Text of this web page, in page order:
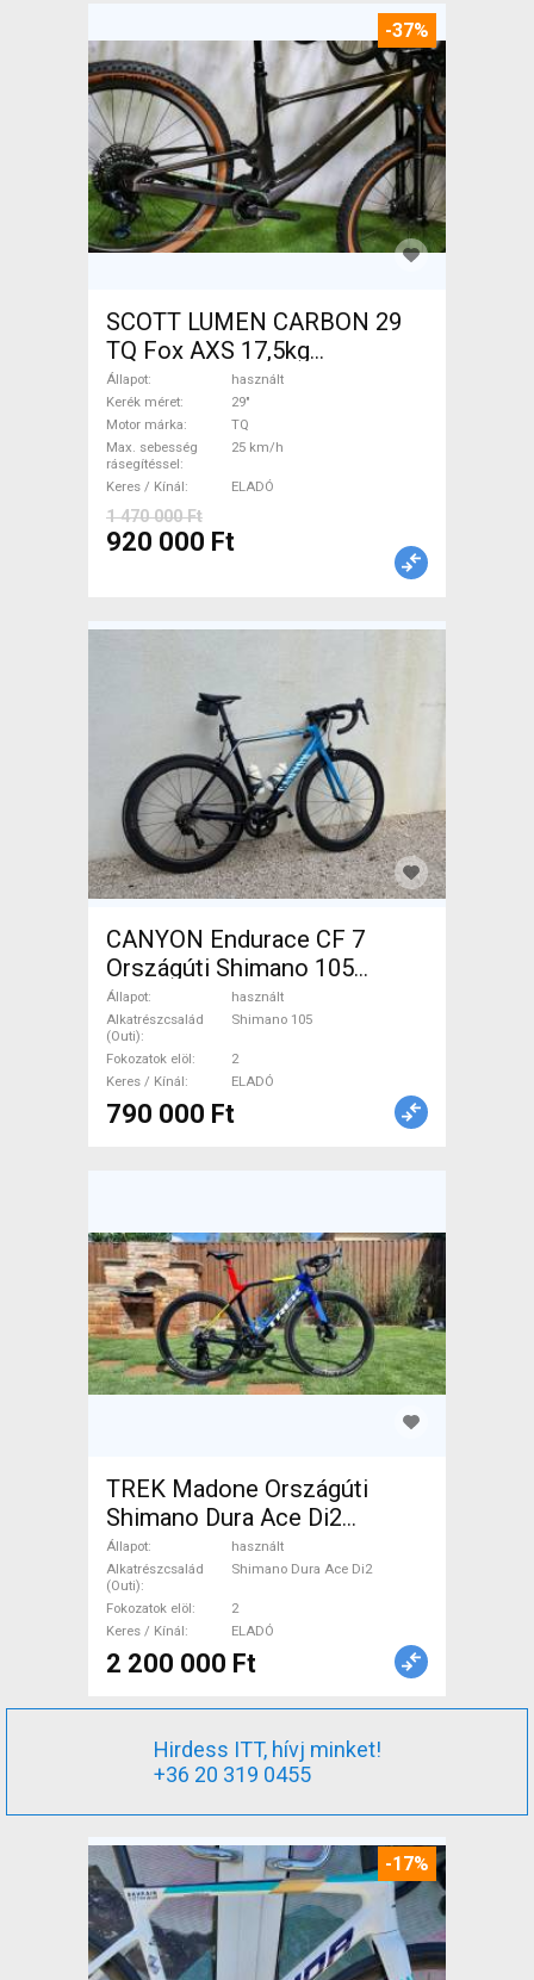
-37%
SCOTT LUMEN CARBON 29
TQ Fox AXS 17,5kg
Elektromos Mountain Bike
29" össztelós / fully TQ
használt ELADÓ
Állapot
használt
Kerék méret
29"
Motor márka
TQ
Max. sebesség
rásegítéssel
25 km/h
Keres / Kínál ELADÓ
1 470 000 Ft
920 000 Ft
CANYON Endurace CF 7
Országúti Shimano 105
patkófék használt ELADÓ
Állapot
használt
Alkatrészcsalád
(Outi)
Shimano 105
Fokozatok elöl
2
Keres / Kínál
ELADÓ
790 000 Ft
TREK Madone Országúti
Shimano Dura Ace Di2
tárcsafék használt ELADÓ
Állapot
használt
Alkatrészcsalád
(Outi)
Shimano Dura Ace Di2
Fokozatok elöl
2
Keres / Kínál
ELADÓ
2 200 000 Ft
Hirdess ITT, hívj minket!
+36 20 319 0455
-17%